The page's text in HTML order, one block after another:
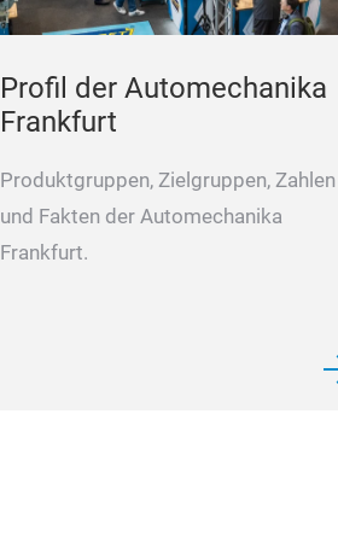
Profil der Automechanika
Frankfurt
Produktgruppen, Zielgruppen, Zahlen
und Fakten der Automechanika
Frankfurt.